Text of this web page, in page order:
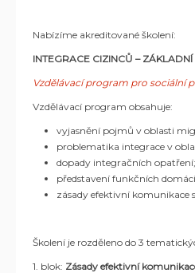
Nabízíme akreditované školení:
INTEGRACE CIZINCŮ –
Vzdělávací program pro sociální
Vzdělávací program obsahuje:
vyjasnění pojmů v oblasti
problematika integrace v
dopady integračních opatření;
představení funkčních
zásady efektivní komunikace
Školení je rozděleno do 3
1. blok: Zásady efektivní